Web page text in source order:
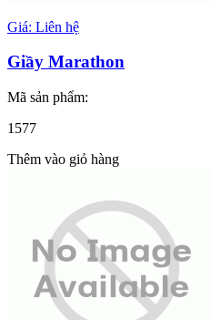
Giá: Liên hệ
Giầy Marathon
Mã sản phẩm:
1577
Thêm vào giỏ hàng